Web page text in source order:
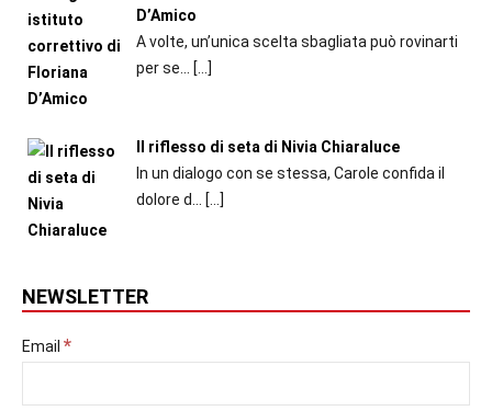
D’Amico
A volte, un’unica scelta sbagliata può rovinarti
per se...
[…]
Il riflesso di seta di Nivia Chiaraluce
In un dialogo con se stessa, Carole confida il
dolore d... […]
NEWSLETTER
Email *